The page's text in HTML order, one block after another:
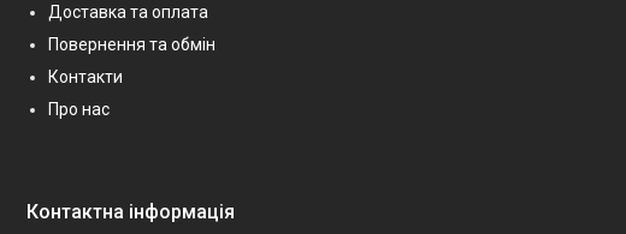
Доставка та оплата
Повернення та обмін
Контакти
Про нас